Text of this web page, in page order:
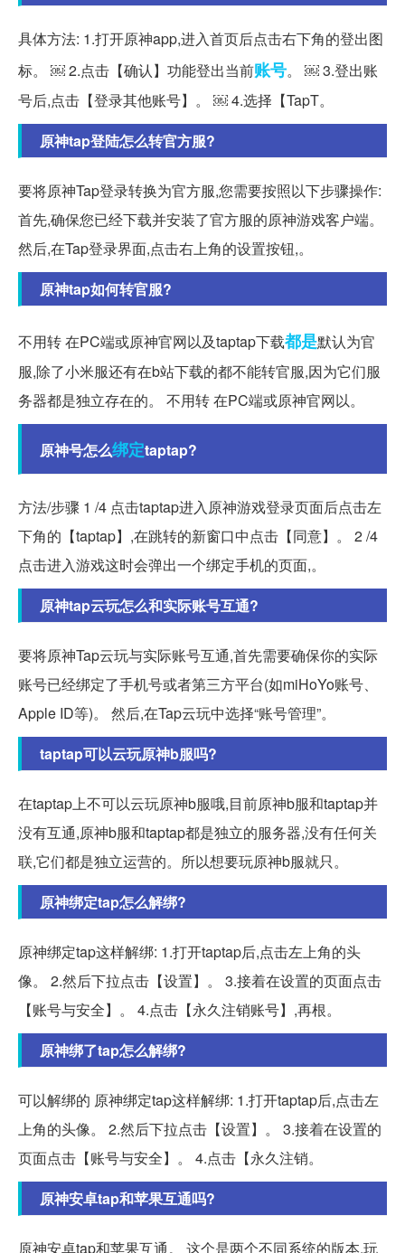
具体方法: 1.打开原神app,进入首页后点击右下角的登出图
标。 ￼ 2.点击【确认】功能登出当前账号。 ￼ 3.登出账
号后,点击【登录其他账号】。 ￼ 4.选择【TapT。
原神tap登陆怎么转官方服?
要将原神Tap登录转换为官方服,您需要按照以下步骤操作:
首先,确保您已经下载并安装了官方服的原神游戏客户端。
然后,在Tap登录界面,点击右上角的设置按钮,。
原神tap如何转官服?
不用转 在PC端或原神官网以及taptap下载都是默认为官
服,除了小米服还有在b站下载的都不能转官服,因为它们服
务器都是独立存在的。 不用转 在PC端或原神官网以。
原神号怎么绑定taptap?
方法/步骤 1 /4 点击taptap进入原神游戏登录页面后点击左
下角的【taptap】,在跳转的新窗口中点击【同意】。 2 /4
点击进入游戏这时会弹出一个绑定手机的页面,。
原神tap云玩怎么和实际账号互通?
要将原神Tap云玩与实际账号互通,首先需要确保你的实际
账号已经绑定了手机号或者第三方平台(如miHoYo账号、
Apple ID等)。 然后,在Tap云玩中选择“账号管理”。
taptap可以云玩原神b服吗?
在taptap上不可以云玩原神b服哦,目前原神b服和taptap并
没有互通,原神b服和taptap都是独立的服务器,没有任何关
联,它们都是独立运营的。所以想要玩原神b服就只。
原神绑定tap怎么解绑?
原神绑定tap这样解绑: 1.打开taptap后,点击左上角的头
像。 2.然后下拉点击【设置】。 3.接着在设置的页面点击
【账号与安全】。 4.点击【永久注销账号】,再根。
原神绑了tap怎么解绑?
可以解绑的 原神绑定tap这样解绑: 1.打开taptap后,点击左
上角的头像。 2.然后下拉点击【设置】。 3.接着在设置的
页面点击【账号与安全】。 4.点击【永久注销。
原神安卓tap和苹果互通吗?
原神安卓tap和苹果互通。 这个是两个不同系统的版本,玩